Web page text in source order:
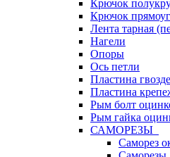
Крючок
Крючок
Лента тарная
Нагели
Опоры
Ось петли
Пластина
Пластина
Рым болт
Рым гайка
САМОРЕЗЫ
Саморез